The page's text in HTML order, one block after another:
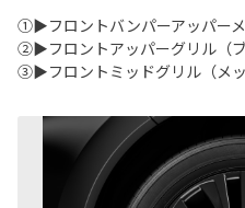
①▶フロントバンパーアッパーメ
②▶フロントアッパーグリル（ブ
③▶フロントミッドグリル（メッ